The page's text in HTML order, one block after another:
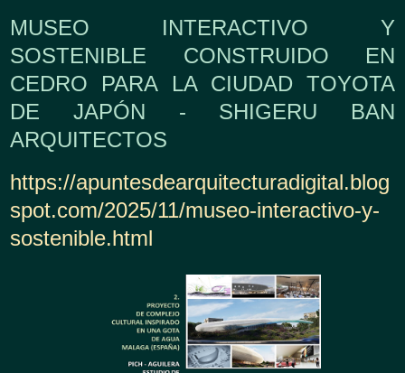
MUSEO INTERACTIVO Y
SOSTENIBLE CONSTRUIDO EN
CEDRO PARA LA CIUDAD TOYOTA
DE JAPÓN - SHIGERU BAN
ARQUITECTOS
https://apuntesdearquitecturadigital.blog
spot.com/2025/11/museo-interactivo-y-
sostenible.html